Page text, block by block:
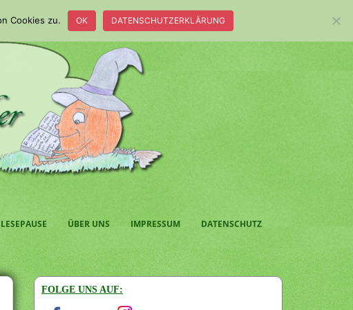
LESEPAUSE ÜBER UNS IMPRESSUM DATENSCHUTZ
FOLGE UNS AUF:
Cookies zu. OK DATENSCHUTZERKLÄRUNG